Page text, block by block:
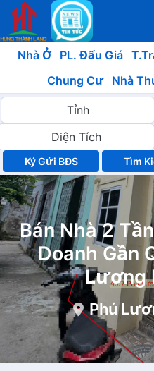
Nhà Ở PL. Đấu Giá
Chung Cư
Nhà
Ký Gửi BĐS
Bán Nhà 2
Doanh Gần
Lương
Phú